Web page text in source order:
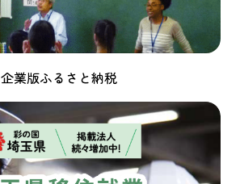
企業版ふるさと納税